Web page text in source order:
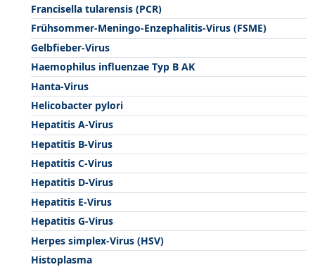
Francisella tularensis (PCR)
Frühsommer-Meningo-Enzephalitis-Virus (FSME)
Gelbfieber-Virus
Haemophilus influenzae Typ B AK
Hanta-Virus
Helicobacter pylori
Hepatitis A-Virus
Hepatitis B-Virus
Hepatitis C-Virus
Hepatitis D-Virus
Hepatitis E-Virus
Hepatitis G-Virus
Herpes simplex-Virus (HSV)
Histoplasma